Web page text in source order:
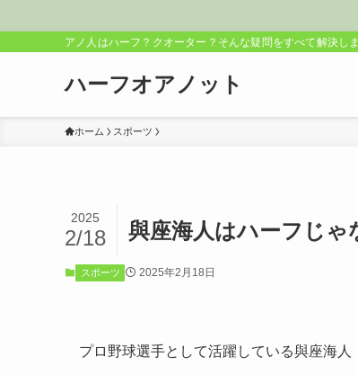
アノ人はハーフ？クオーター？そんな疑問をすべて解決し
ハーフオアノット
ホーム スポーツ
與座海人はハーフじゃ
2025
2/18
スポーツ 2025年2月18日
プロ野球選手として活躍している與座海人